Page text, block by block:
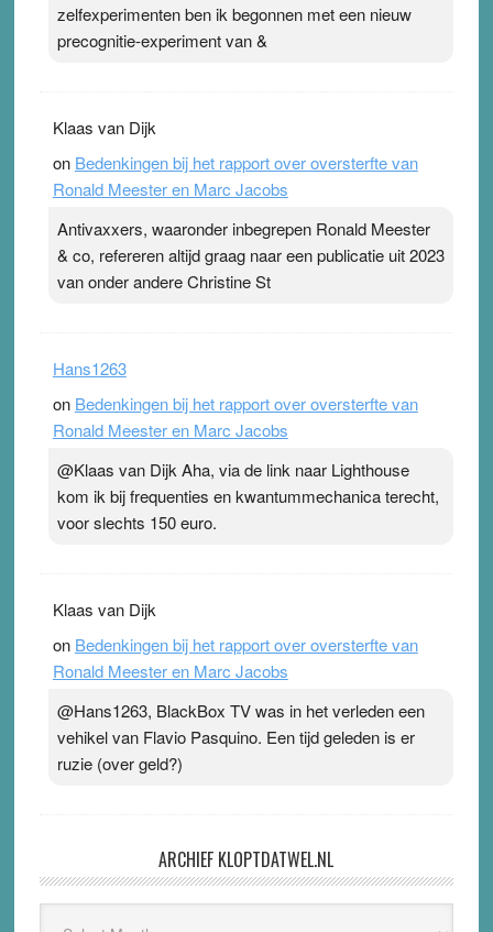
zelfexperimenten ben ik begonnen met een nieuw
precognitie-experiment van &
Klaas van Dijk
on Bedenkingen bij het rapport over oversterfte van
Ronald Meester en Marc Jacobs
Antivaxxers, waaronder inbegrepen Ronald Meester
& co, refereren altijd graag naar een publicatie uit 2023
van onder andere Christine St
Hans1263
on Bedenkingen bij het rapport over oversterfte van
Ronald Meester en Marc Jacobs
@Klaas van Dijk Aha, via de link naar Lighthouse
kom ik bij frequenties en kwantummechanica terecht,
voor slechts 150 euro.
Klaas van Dijk
on Bedenkingen bij het rapport over oversterfte van
Ronald Meester en Marc Jacobs
@Hans1263, BlackBox TV was in het verleden een
vehikel van Flavio Pasquino. Een tijd geleden is er
ruzie (over geld?)
ARCHIEF KLOPTDATWEL.NL